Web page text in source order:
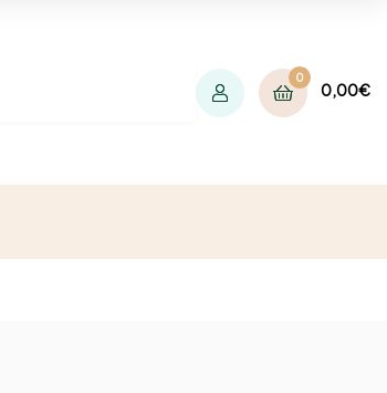
0
0,00€